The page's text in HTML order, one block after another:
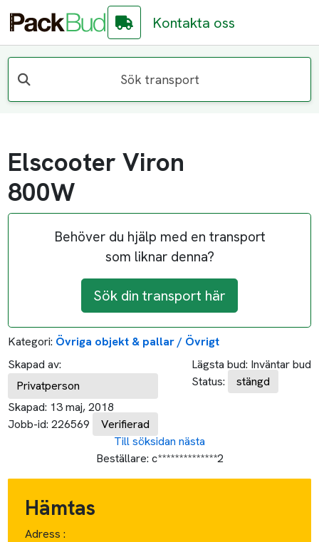
Kontakta oss
Sök transport
Elscooter Viron
800W
Behöver du hjälp med en transport
som liknar denna?
Sök din transport här
Kategori: Övriga objekt & pallar / Övrigt
Skapad av:
Privatperson
Skapad: 13 maj, 2018
Jobb-id: 226569 Verifierad
Lägsta bud: Inväntar bud
Status:
stängd
Till söksidan nästa
Beställare: c**************2
Hämtas
Adress :